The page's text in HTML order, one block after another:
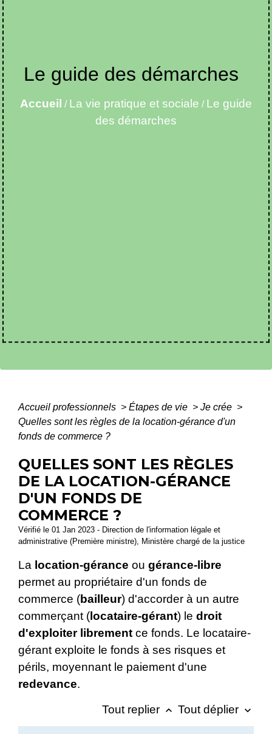
Le guide des démarches
Accueil / La vie pratique et sociale / Le guide
des démarches
Accueil professionnels > Étapes de vie > Je crée >
Quelles sont les règles de la location-gérance d'un
fonds de commerce ?
QUELLES SONT LES RÈGLES
DE LA LOCATION-GÉRANCE
D'UN FONDS DE
COMMERCE ?
Vérifié le 01 Jan 2023 - Direction de l'information légale et
administrative (Première ministre), Ministère chargé de la justice
La location-gérance ou gérance-libre
permet au propriétaire d'un fonds de
commerce (bailleur) d'accorder à un autre
commerçant ( locataire-gérant) le droit
d'exploiter librement ce fonds. Le locataire-
gérant exploite le fonds à ses risques et
périls, moyennant le paiement d'une
redevance.
Tout replier keyboard_arrow_up Tout déplier keyboard_arrow_down